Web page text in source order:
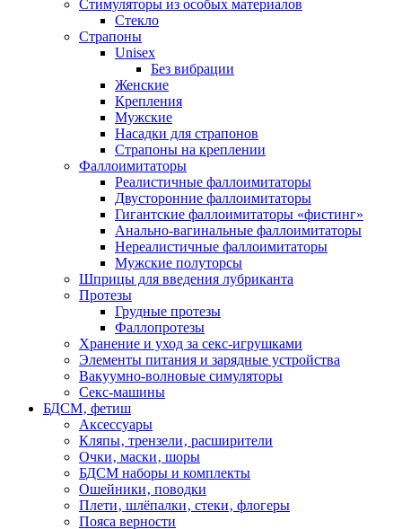
Стимуляторы из особых материалов
Стекло
Страпоны
Unisex
Без вибрации
Женские
Крепления
Мужские
Насадки для страпонов
Страпоны на креплении
Фаллоимитаторы
Реалистичные фаллоимитаторы
Двусторонние фаллоимитаторы
Гигантские фаллоимитаторы «фистинг»
Анально-вагинальные фаллоимитаторы
Нереалистичные фаллоимитаторы
Мужские полуторсы
Шприцы для введения лубриканта
Протезы
Грудные протезы
Фаллопротезы
Хранение и уход за секс-игрушками
Элементы питания и зарядные устройства
Вакуумно-волновые симуляторы
Секс-машины
БДСМ‚ фетиш
Аксессуары
Кляпы‚ трензели‚ расширители
Очки‚ маски‚ шоры
БДСМ наборы и комплекты
Ошейники‚ поводки
Плети‚ шлёпалки‚ стеки‚ флогеры
Пояса верности